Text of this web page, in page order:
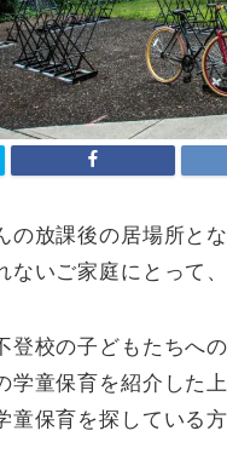
の放課後の居場所と
ないご家庭にとって
登校の子どもたちへ
学童保育を紹介した
童保育を探している